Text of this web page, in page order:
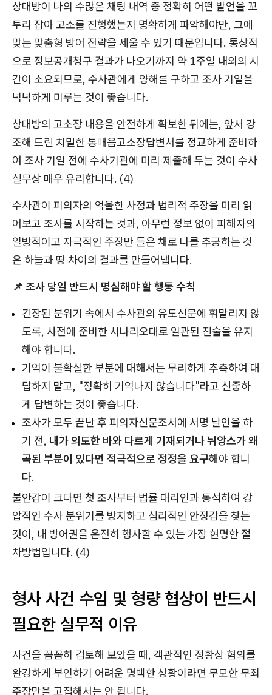
상대방이 나의 수많은 채팅 내역 중 정확히 어떤 발언을 꼬
투리 잡아 고소를 진행했는지 명확하게 파악해야만, 그에
맞는 맞춤형 방어 전략을 세울 수 있기 때문입니다. 통상적
으로 정보공개청구 결과가 나오기까지 약 1주일 내외의 시
간이 소요되므로, 수사관에게 양해를 구하고 조사 기일을
넉넉하게 미루는 것이 좋습니다.
상대방의 고소장 내용을 안전하게 확보한 뒤에는, 앞서 강
조해 드린 치밀한 통매음고소장답변서를 정교하게 준비하
여 조사 기일 전에 수사기관에 미리 제출해 두는 것이 수사
실무상 매우 유리합니다. (4)
수사관이 피의자의 억울한 사정과 법리적 주장을 미리 읽
어보고 조사를 시작하는 것과, 아무런 정보 없이 피해자의
일방적이고 자극적인 주장만 들은 채로 나를 추궁하는 것
은 하늘과 땅 차이의 결과를 만들어냅니다.
📌 조사 당일 반드시 명심해야 할 행동 수칙
긴장된 분위기 속에서 수사관의 유도신문에 휘말리지 않
도록, 사전에 준비한 시나리오대로 일관된 진술을 유지
해야 합니다.
기억이 불확실한 부분에 대해서는 무리하게 추측하여 대
답하지 말고, "정확히 기억나지 않습니다"라고 신중하
게 답변하는 것이 좋습니다.
조사가 모두 끝난 후 피의자신문조서에 서명 날인을 하
기 전, 내가 의도한 바와 다르게 기재되거나 뉘앙스가 왜
곡된 부분이 있다면 적극적으로 정정을 요구해야 합니
다.
불안감이 크다면 첫 조사부터 법률 대리인과 동석하여 강
압적인 수사 분위기를 방지하고 심리적인 안정감을 찾는
것이, 내 방어권을 온전히 행사할 수 있는 가장 현명한 절
차방법입니다. (4)
형사 사건 수임 및 형량 협상이 반드시
필요한 실무적 이유
사건을 꼼꼼히 검토해 보았을 때, 객관적인 정황상 혐의를
완강하게 부인하기 어려운 명백한 상황이라면 무모한 무죄
주장만을 고집해서는 안 됩니다.